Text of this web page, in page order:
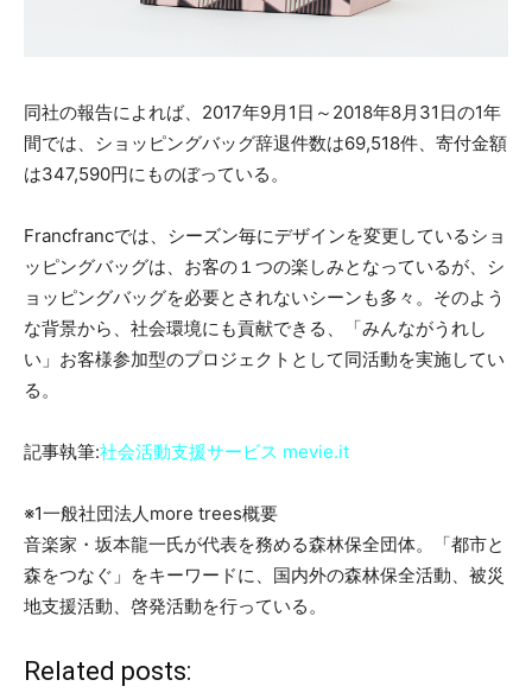
同社の報告によれば、2017年9月1日～2018年8月31日の1年
間では、ショッピングバッグ辞退件数は69,518件、寄付金額
は347,590円にものぼっている。
Francfrancでは、シーズン毎にデザインを変更しているショ
ッピングバッグは、お客の１つの楽しみとなっているが、シ
ョッピングバッグを必要とされないシーンも多々。そのよう
な背景から、社会環境にも貢献できる、「みんながうれし
い」お客様参加型のプロジェクトとして同活動を実施してい
る。
記事執筆:社会活動支援サービス mevie.it
※1一般社団法人more trees概要
音楽家・坂本龍一氏が代表を務める森林保全団体。「都市と
森をつなぐ」をキーワードに、国内外の森林保全活動、被災
地支援活動、啓発活動を行っている。
Related posts: